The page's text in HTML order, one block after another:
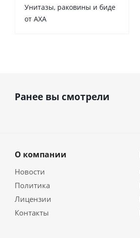
Унитазы, раковины и биде
от AXA
Ранее вы смотрели
О компании
Новости
Политика
Лицензии
Контакты